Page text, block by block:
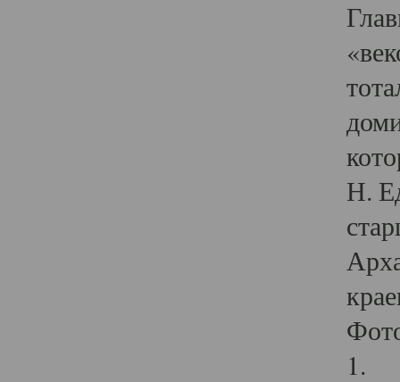
Н.
1.